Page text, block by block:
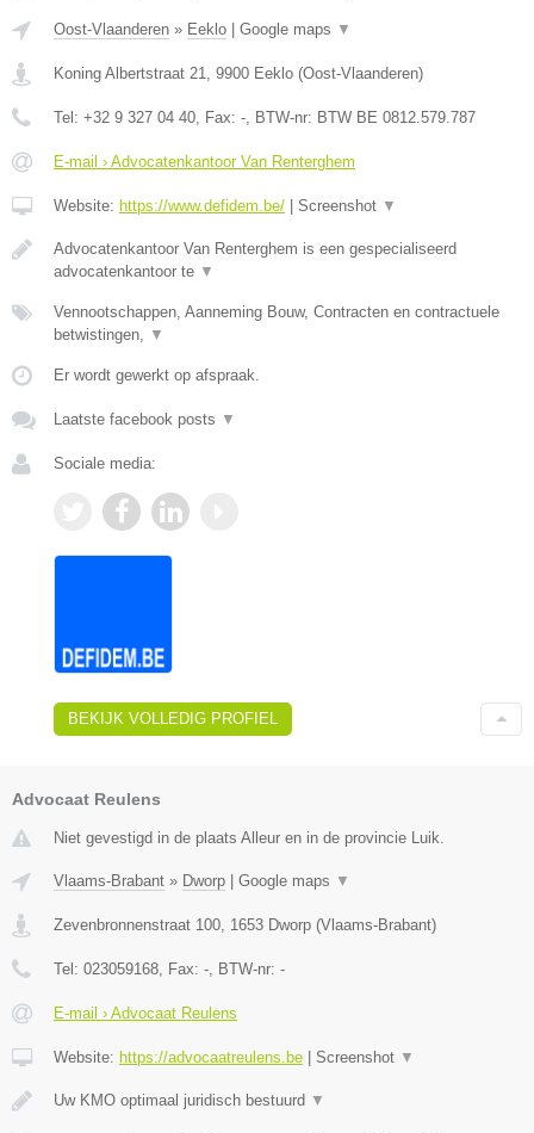
Oost-Vlaanderen » Eeklo Google maps ▼
Koning Albertstraat 21 9900 Eeklo (Oost-Vlaanderen)
Tel: +32 9 327 04 40 , Fax: - , BTW-nr: BTW BE 0812.579.787
E-mail › Advocatenkantoor Van Renterghem
Website: https://www.defidem.be/ Screenshot ▼
Advocatenkantoor Van Renterghem is een gespecialiseerd
advocatenkantoor te ▼
Vennootschappen, Aanneming Bouw, Contracten en contractuele
betwistingen,
▼
Er wordt gewerkt op afspraak.
Laatste facebook posts ▼
Sociale media:
BEKIJK VOLLEDIG PROFIEL
Advocaat Reulens
Niet gevestigd in de plaats Alleur en in de provincie Luik.
Vlaams-Brabant » Dworp Google maps ▼
Zevenbronnenstraat 100 1653 Dworp (Vlaams-Brabant)
Tel: 023059168 , Fax: - , BTW-nr: -
E-mail › Advocaat Reulens
Website: https://advocaatreulens.be Screenshot ▼
Uw KMO optimaal juridisch bestuurd ▼